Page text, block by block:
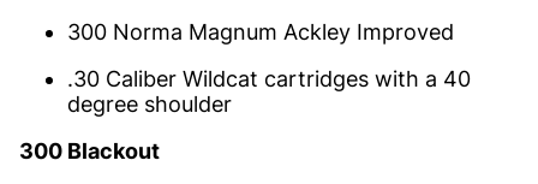
300 Norma Magnum Ackley Improved
.30 Caliber Wildcat cartridges with a 40
degree shoulder
300 Blackout